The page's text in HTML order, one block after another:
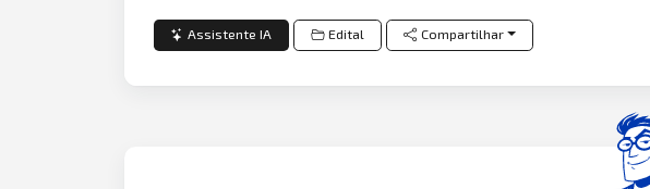
Assistente IA Edital Compartilhar